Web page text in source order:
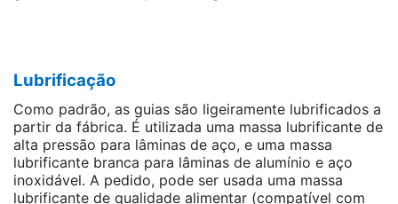
Lubrificação
Como padrão, as guias são ligeiramente lubrificados a
partir da fábrica. É utilizada uma massa lubrificante de
alta pressão para lâminas de aço, e uma massa
lubrificante branca para lâminas de alumínio e aço
inoxidável. A pedido, pode ser usada uma massa
lubrificante de qualidade alimentar (compatível com